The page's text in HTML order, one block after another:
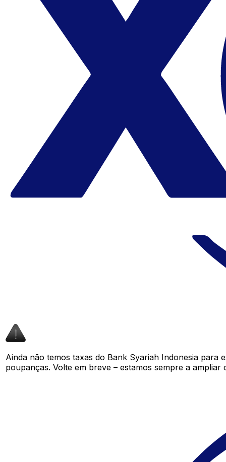
Ainda não temos taxas do Bank Syariah Indonesia
poupanças. Volte em breve – estamos sempre a ampliar